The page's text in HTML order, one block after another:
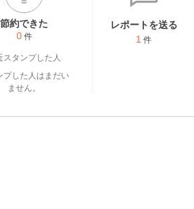
節約できた
0 件
スタンプした人
プした人はまだい
ません。
レポートを送る
1 件